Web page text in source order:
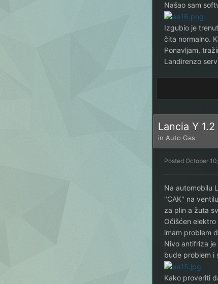
Našao sam
Izgubio je
čita normalno.
Ponavljam,
Landirenzo
Lancia Y
in Auto Gas
PostedOctober
Na automobilu
"CAK" na
za plin a žuta
Očišćen
imam problem
Nivo antifriza
bude problem i
Kako proveriti